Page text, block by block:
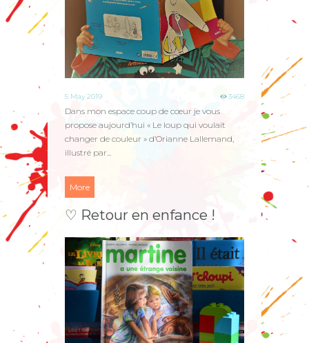
5 May 2019 3468
Dans mon espace coup de cœur je vous
propose aujourd’hui « Le loup qui voulait
changer de couleur » d’Orianne Lallemand,
illustré par...
More
♡ Retour en enfance !